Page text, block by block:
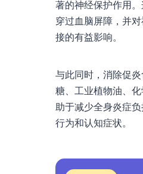
著的神经保护作用
穿过血脑屏障，并
接的有益影响。
与此同时，消除促
糖、工业植物油、
助于减少全身炎症
行为和认知症状。